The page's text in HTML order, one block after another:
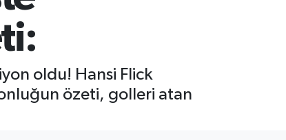
oldu! Hansi Flick
özeti, golleri atan